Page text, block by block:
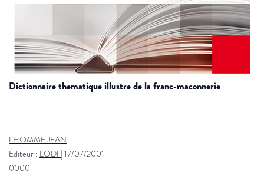
dictionnaire thematique illustre de la franc-maconnerie
LHOMME JEAN
Éditeur : LODI | 17/07/2001
0000